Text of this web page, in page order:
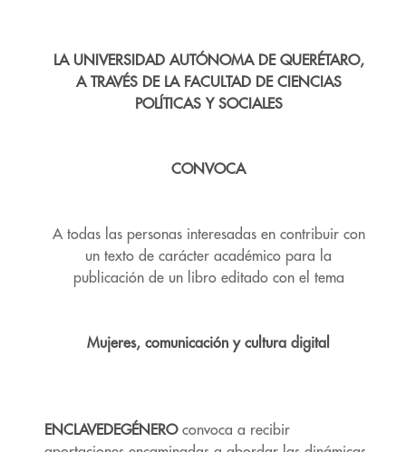
LA UNIVERSIDAD AUTÓNOMA DE QUERÉTARO,
A TRAVÉS DE LA FACULTAD DE CIENCIAS
POLÍTICAS Y SOCIALES
CONVOCA
A todas las personas interesadas en contribuir con
un texto de carácter académico para la
publicación de un libro editado con el tema
Mujeres, comunicación y cultura digital
ENCLAVEDEGÉNEROconvoca a recibir